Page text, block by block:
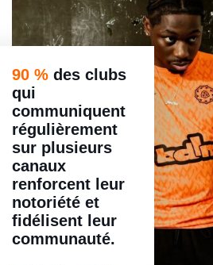
90 % des clubs
qui
communiquent
régulièrement
sur plusieurs
canaux
renforcent leur
notoriété et
fidélisent leur
communauté.